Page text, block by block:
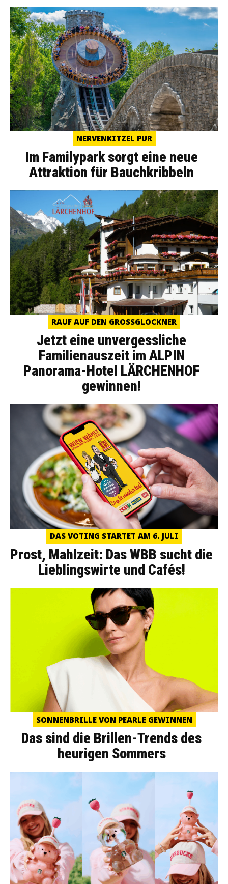
NERVENKITZEL PUR
Im Familypark sorgt eine neue
Attraktion für Bauchkribbeln
RAUF AUF DEN GROSSGLOCKNER
Jetzt eine unvergessliche
Familienauszeit im ALPIN
Panorama-Hotel LÄRCHENHOF
gewinnen!
DAS VOTING STARTET AM 6. JULI
Prost, Mahlzeit: Das WBB sucht die
Lieblingswirte und Cafés!
SONNENBRILLE VON PEARLE GEWINNEN
Das sind die Brillen-Trends des
heurigen Sommers